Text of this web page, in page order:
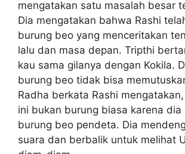
mengatakan satu masalah besar
Dia mengatakan bahwa Rashi
burung beo yang menceritakan
lalu dan masa depan. Tripthi
kau sama gilanya dengan Kokila.
burung beo tidak bisa
Radha berkata Rashi
ini bukan burung biasa karena dia
burung beo pendeta. Dia
suara dan berbalik untuk melihat